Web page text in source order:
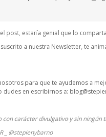
post, estaría genial que lo
a nuestra Newsletter, te
para que te ayudemos a
en escribirnos a:
con carácter divulgativo y sin ningún
_ @stepienybarno